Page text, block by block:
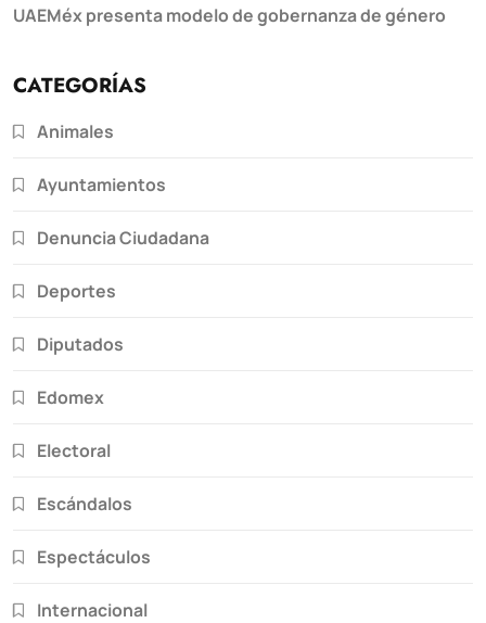
UAEMéx presenta modelo de gobernanza de género
CATEGORÍAS
Animales
Ayuntamientos
Denuncia Ciudadana
Deportes
Diputados
Edomex
Electoral
Escándalos
Espectáculos
Internacional